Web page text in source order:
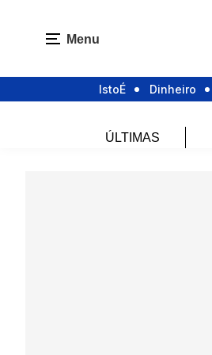
Menu
IstoÉ Dinheiro
ÚLTIMAS